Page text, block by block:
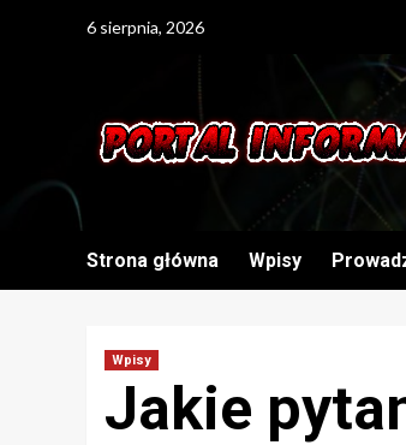
6 sierpnia, 2026
Strona główna Wpisy
Wpisy
Jakie